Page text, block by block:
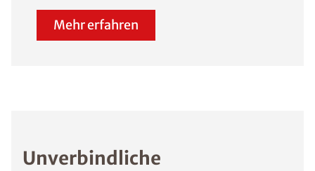
Mehr erfahren
Unverbindliche